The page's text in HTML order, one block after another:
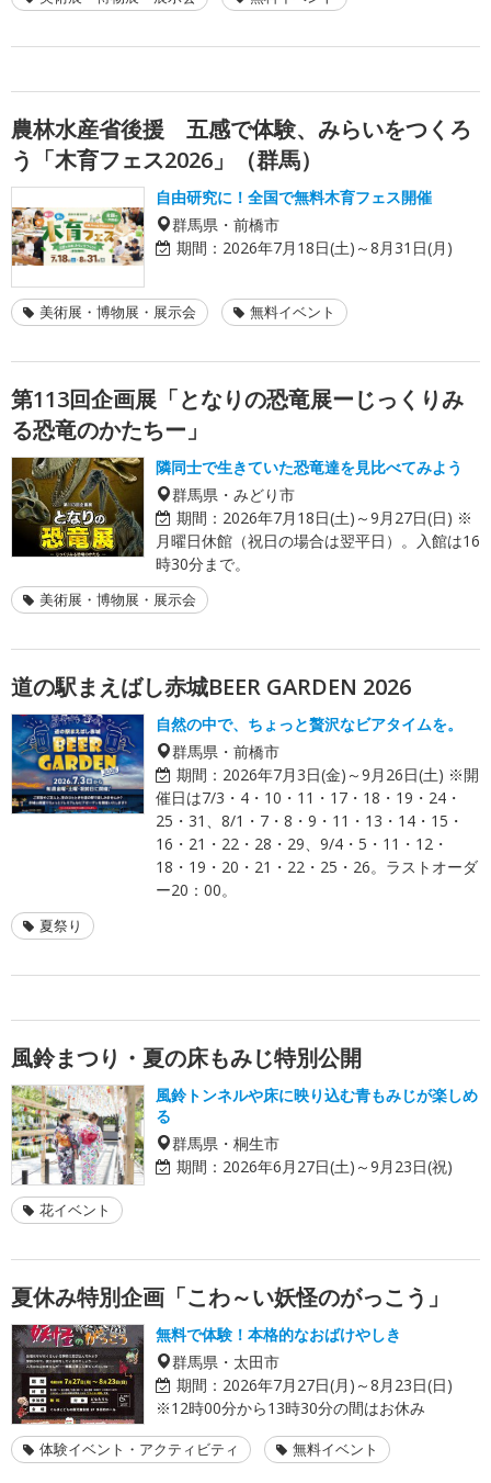
農林水産省後援 五感で体験、みらいをつくろ
う「木育フェス2026」（群馬）
自由研究に！全国で無料木育フェス開催
群馬県・前橋市
期間： 2026年7月18日(土)～8月31日(月)
美術展・博物展・展示会 無料イベント
第113回企画展「となりの恐竜展ーじっくりみ
る恐竜のかたちー」
隣同士で生きていた恐竜達を見比べてみよう
群馬県・みどり市
期間： 2026年7月18日(土)～9月27日(日) ※
月曜日休館（祝日の場合は翌平日）。入館は16
時30分まで。
美術展・博物展・展示会
道の駅まえばし赤城BEER GARDEN 2026
自然の中で、ちょっと贅沢なビアタイムを。
群馬県・前橋市
期間： 2026年7月3日(金)～9月26日(土) ※開
催日は7/3・4・10・11・17・18・19・24・
25・31、8/1・7・8・9・11・13・14・15・
16・21・22・28・29、9/4・5・11・12・
18・19・20・21・22・25・26。ラストオーダ
ー20：00。
夏祭り
風鈴まつり・夏の床もみじ特別公開
風鈴トンネルや床に映り込む青もみじが楽しめ
る
群馬県・桐生市
期間： 2026年6月27日(土)～9月23日(祝)
花イベント
夏休み特別企画「こわ～い妖怪のがっこう」
無料で体験！本格的なおばけやしき
群馬県・太田市
期間： 2026年7月27日(月)～8月23日(日)
※12時00分から13時30分の間はお休み
体験イベント・アクティビティ 無料イベント